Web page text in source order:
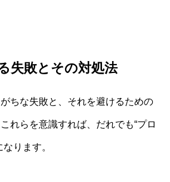
失敗とその対処法
ちな失敗と、それを避けるための
れらを意識すれば、だれでも“プロ
ります。